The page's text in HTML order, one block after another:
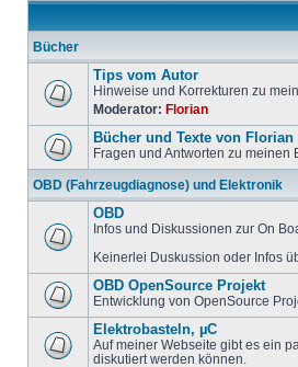
Bücher
Tips vom Autor
Hinweise und Korrekturen zu
Moderator: Florian
Bücher und Texte von Florian
Fragen und Antworten zu meinen
OBD (Fahrzeugdiagnose) und Elektronik
OBD
Infos und Diskussionen zur On
Keinerlei Duskussion oder Infos
OBD OpenSource Projekt
Entwicklung von OpenSource
Elektrobasteln, µC
Auf meiner Webseite gibt es ein
diskutiert werden können.